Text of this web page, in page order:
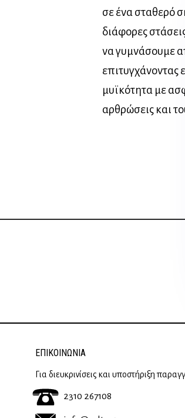
σε ένα σταθερό
διάφορες
να γυμνάσουμε
επιτυγχάνοντας
μυϊκότητα με
αρθρώσεις και
ΕΠΙΚΟΙΝΩΝΊΑ
Για διευκρινίσεις και υποστήριξη
2310 267108